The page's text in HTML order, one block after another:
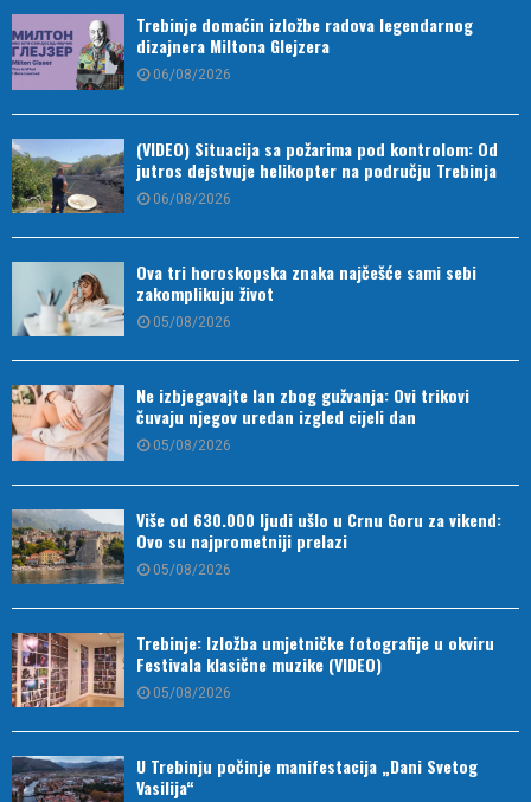
Trebinje domaćin izložbe radova legendarnog
dizajnera Miltona Glejzera
06/08/2026
(VIDEO) Situacija sa požarima pod kontrolom: Od
jutros dejstvuje helikopter na području Trebinja
06/08/2026
Ova tri horoskopska znaka najčešće sami sebi
zakomplikuju život
05/08/2026
Ne izbjegavajte lan zbog gužvanja: Ovi trikovi
čuvaju njegov uredan izgled cijeli dan
05/08/2026
Više od 630.000 ljudi ušlo u Crnu Goru za vikend:
Ovo su najprometniji prelazi
05/08/2026
Trebinje: Izložba umjetničke fotografije u okviru
Festivala klasične muzike (VIDEO)
05/08/2026
U Trebinju počinje manifestacija „Dani Svetog
Vasilija“